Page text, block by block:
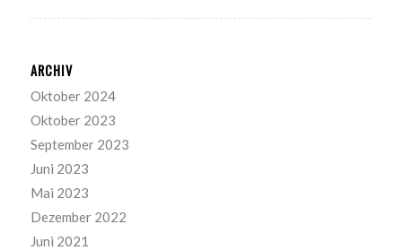
ARCHIV
Oktober 2024
Oktober 2023
September 2023
Juni 2023
Mai 2023
Dezember 2022
Juni 2021